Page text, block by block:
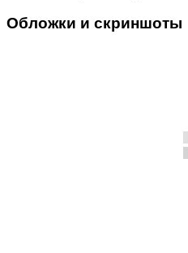
Обложки и скриншоты